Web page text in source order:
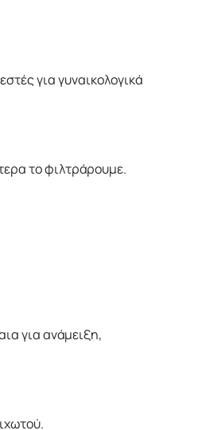
για γυναικολογικά
το φιλτράρουμε.
για ανάμειξη,